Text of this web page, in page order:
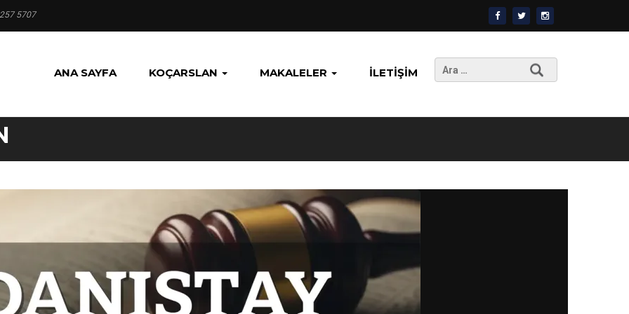
5707
ANA SAYFA KOÇARSLAN MAKALELER İLETIŞIM
Arama: